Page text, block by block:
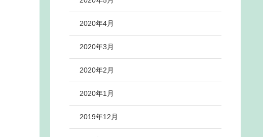
2020年4月
2020年3月
2020年2月
2020年1月
2019年12月